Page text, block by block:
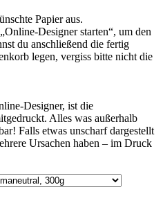
Papier aus.
Designer starten“, um den
du anschließend die fertig
legen, vergiss bitte nicht die
Designer, ist die
Alles was außerhalb
Falls etwas unscharf dargestellt
Ursachen haben – im Druck